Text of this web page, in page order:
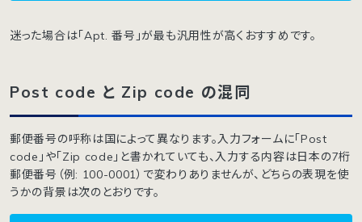
迷った場合は「Apt. 番号」が最も汎用性が高くおすすめです。
Post code と Zip code の混同
郵便番号の呼称は国によって異なります。入力フォームに「Post
code」や「Zip code」と書かれていても、入力する内容は日本の7桁
郵便番号（例: 100-0001）で変わりありませんが、どちらの表現を使
うかの背景は次のとおりです。